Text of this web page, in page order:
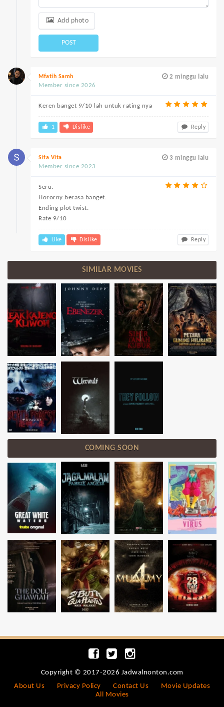
Add photo
POST
2 minggu lalu
Mfatih Samh
Member since 2026
Keren banget 9/10 lah untuk rating nya
1 Dislike Reply
3 minggu lalu
Sifa Vita
Member since 2023
Seru.
Hororny berasa banget.
Ending plot twist.
Rate 9/10
Like Dislike Reply
SIMILAR MOVIES
COMING SOON
Copyright © 2017-2026 Jadwalnonton.com
About Us
Privacy Policy Contact Us
Movie Updates
All Movies